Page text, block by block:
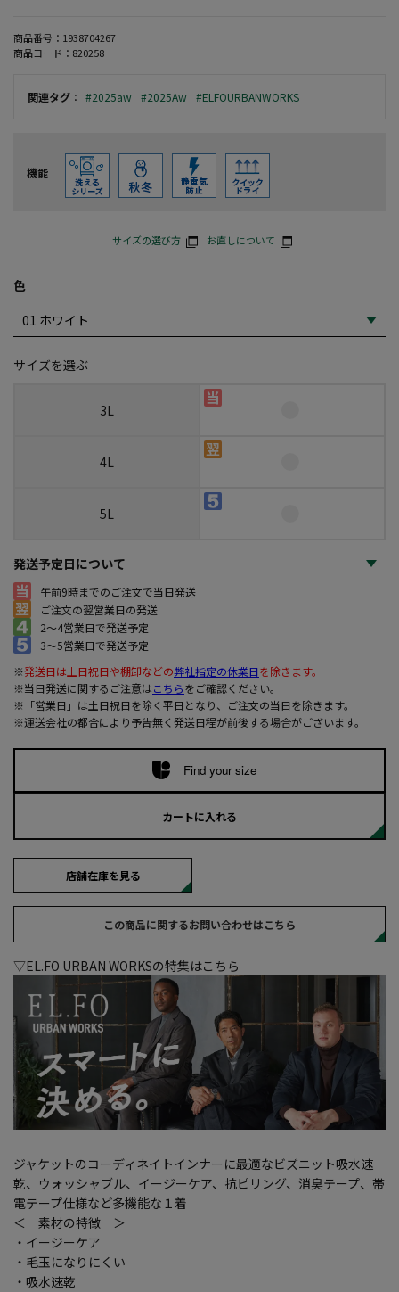
商品番号： 1938704267
商品コード： 820258
関連タグ ： #2025aw #2025Aw #ELFOURBANWORKS
機能
サイズの選び方 お直しについて
色
サイズを選ぶ
3L
4L
5L
発送予定日について
午前9時までのご注文で当日発送
ご注文の翌営業日の発送
2～4営業日で発送予定
3～5営業日で発送予定
※発送日は土日祝日や棚卸などの弊社指定の休業日を除きます。
※当日発送に関するご注意はこちらをご確認ください。
※「営業日」は土日祝日を除く平日となり、ご注文の当日を除きます。
※運送会社の都合により予告無く発送日程が前後する場合がございます。
Find your size
カートに入れる
店舗在庫を見る
この商品に関するお問い合わせはこちら
▽EL.FO URBAN WORKSの特集はこちら
ジャケットのコーディネイトインナーに最適なビズニット吸水速
乾、ウォッシャブル、イージーケア、抗ピリング、消臭テープ、帯
電テープ仕様など多機能な１着
＜ 素材の特徴 ＞
・イージーケア
・毛玉になりにくい
・吸水速乾